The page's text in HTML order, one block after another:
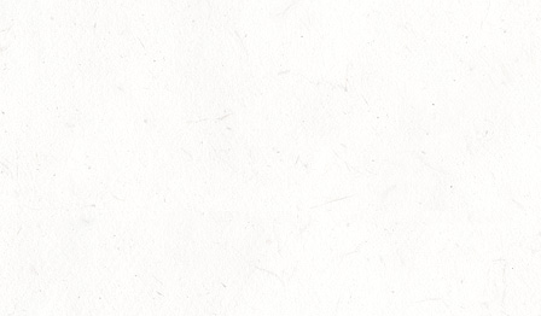
Reiterkreuz in Bronze für Dr. Hartmut